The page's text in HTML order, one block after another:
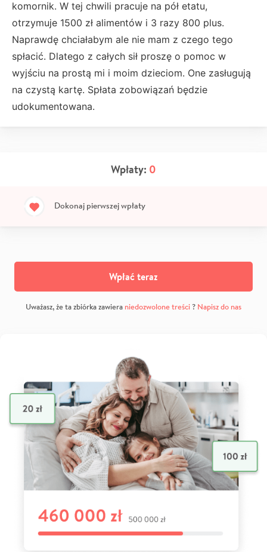
komornik. W tej chwili pracuje na pół etatu,
otrzymuje 1500 zł alimentów i 3 razy 800 plus.
Naprawdę chciałabym ale nie mam z czego tego
spłacić. Dlatego z całych sił proszę o pomoc w
wyjściu na prostą mi i moim dzieciom. One zasługują
na czystą kartę. Spłata zobowiązań będzie
udokumentowana.
Wpłaty: 0
Dokonaj pierwszej wpłaty
Wpłać teraz
Uważasz, że ta zbiórka zawiera niedozwolone treści? Napisz do nas